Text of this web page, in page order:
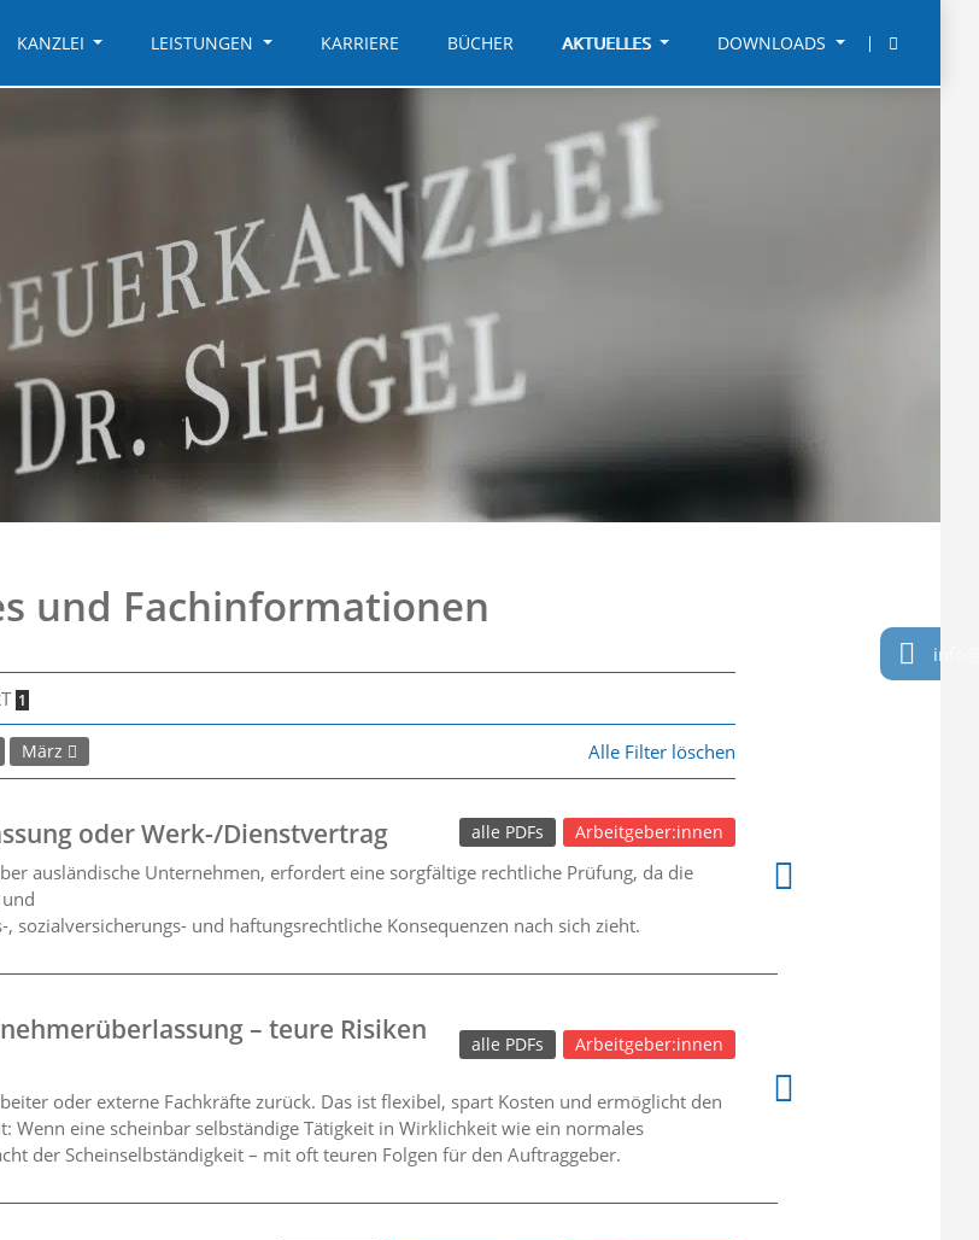
KANZLEI LEISTUNGEN KARRIERE BÜCHER AKTUELLES DOWNLOADS
und Fachinformationen
1
März Alle Filter löschen
oder Werk-/Dienstvertrag Arbeitgeber:innen
alle PDFs
ausländische Unternehmen, erfordert eine sorgfältige rechtliche Prüfung, da die
und haftungsrechtliche Konsequenzen nach sich zieht.
– teure Risiken
Arbeitgeber:innen
alle PDFs
oder externe Fachkräfte zurück. Das ist flexibel, spart Kosten und ermöglicht den
Wenn eine scheinbar selbständige Tätigkeit in Wirklichkeit wie ein normales
der Scheinselbständigkeit – mit oft teuren Folgen für den Auftraggeber.